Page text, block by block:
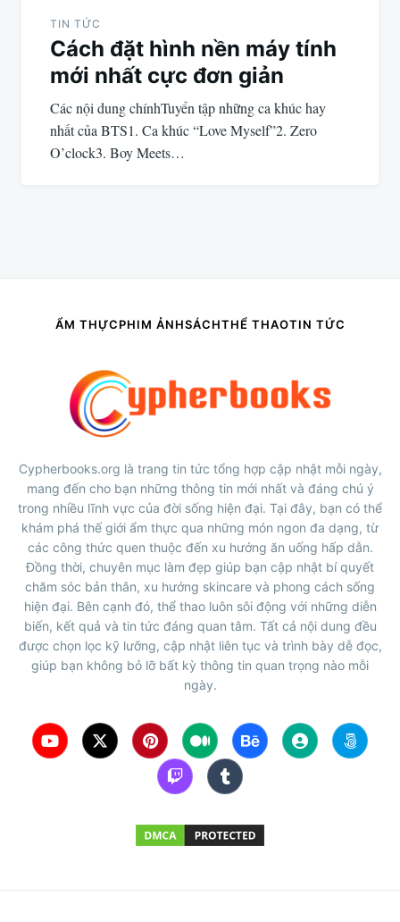
TIN TỨC
Cách đặt hình nền máy tính
mới nhất cực đơn giản
Các nội dung chínhTuyển tập những ca khúc hay
nhất của BTS1. Ca khúc “Love Myself”2. Zero
O’clock3. Boy Meets…
ẨM THỰCPHIM ẢNHSÁCHTHỂ THAOTIN TỨC
Cypherbooks.org là trang tin tức tổng hợp cập nhật mỗi ngày,
mang đến cho bạn những thông tin mới nhất và đáng chú ý
trong nhiều lĩnh vực của đời sống hiện đại. Tại đây, bạn có thể
khám phá thế giới ẩm thực qua những món ngon đa dạng, từ
các công thức quen thuộc đến xu hướng ăn uống hấp dẫn.
Đồng thời, chuyên mục làm đẹp giúp bạn cập nhật bí quyết
chăm sóc bản thân, xu hướng skincare và phong cách sống
hiện đại. Bên cạnh đó, thể thao luôn sôi động với những diễn
biến, kết quả và tin tức đáng quan tâm. Tất cả nội dung đều
được chọn lọc kỹ lưỡng, cập nhật liên tục và trình bày dễ đọc,
giúp bạn không bỏ lỡ bất kỳ thông tin quan trọng nào mỗi
ngày.